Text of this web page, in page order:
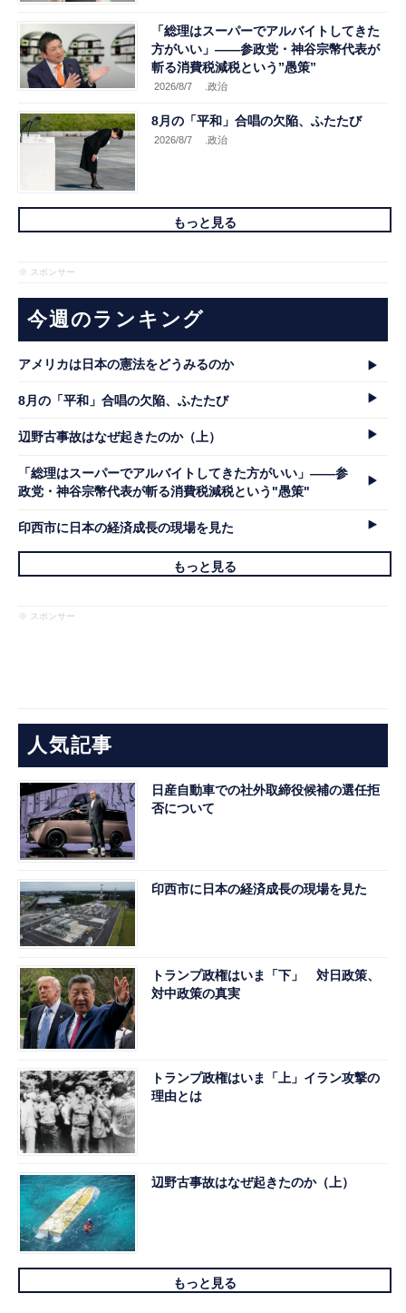
「総理はスーパーでアルバイトしてきた
方がいい」――参政党・神谷宗幣代表が
斬る消費税減税という”愚策”
2026/8/7 .政治
8月の「平和」合唱の欠陥、ふたたび
2026/8/7 .政治
もっと見る
※ スポンサー
今週のランキング
アメリカは日本の憲法をどうみるのか
8月の「平和」合唱の欠陥、ふたたび
辺野古事故はなぜ起きたのか（上）
「総理はスーパーでアルバイトしてきた方がいい」――参
政党・神谷宗幣代表が斬る消費税減税という"愚策"
印西市に日本の経済成長の現場を見た
もっと見る
※ スポンサー
人気記事
日産自動車での社外取締役候補の選任拒
否について
印西市に日本の経済成長の現場を見た
トランプ政権はいま「下」 対日政策、
対中政策の真実
トランプ政権はいま「上」イラン攻撃の
理由とは
辺野古事故はなぜ起きたのか（上）
もっと見る